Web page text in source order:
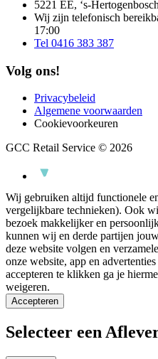
5221 EE, ‘s-Hertogenbosch
Wij zijn telefonisch
17:00
Tel 0416 383 387
Volg ons!
Privacybeleid
Algemene voorwaarden
Cookievoorkeuren
GCC Retail Service © 2026
Wij gebruiken altijd functionele
vergelijkbare technieken). Ook
bezoek makkelijker en
kunnen wij en derde partijen
deze website volgen en
onze website, app en
accepteren te klikken ga je
weigeren.
Accepteren
Selecteer een